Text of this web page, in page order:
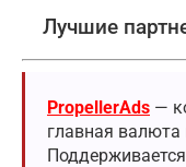
Лучшие
PropellerAds —
главная валюта